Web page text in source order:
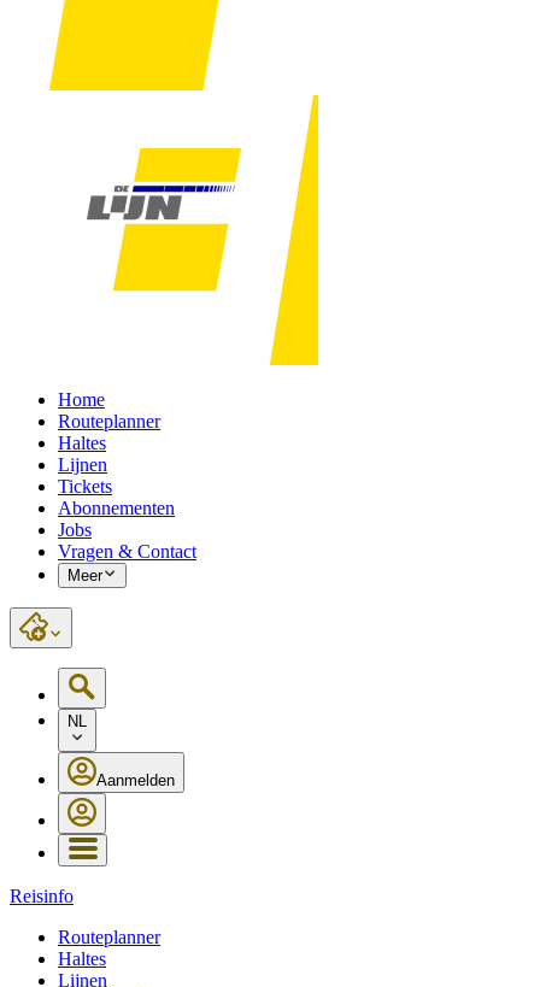
Home
Routeplanner
Haltes
Lijnen
Tickets
Abonnementen
Jobs
Vragen & Contact
Meer
NL
Aanmelden
Reisinfo
Routeplanner
Haltes
Lijnen